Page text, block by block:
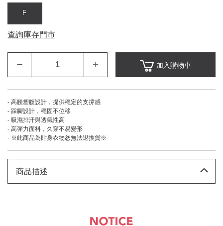
F
查詢庫存門市
– ＋ 加入購物車
- 高腰塑腹設計，提供穩定的支撐感
- 踩腳設計，穩固不位移
- 吸濕排汗與透氣性高
- 高彈力面料，久穿不易變形
- ※此商品為貼身衣物恕無法退換貨※
商品描述